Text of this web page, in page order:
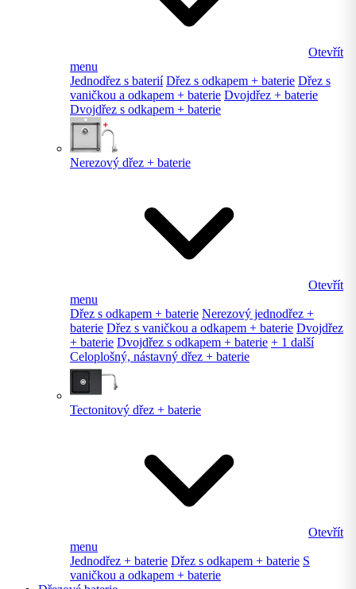
Otevřít
menu
Jednodřez s baterií Dřez s odkapem + baterie Dřez s
vaničkou a odkapem + baterie Dvojdřez + baterie
Dvojdřez s odkapem + baterie
Nerezový dřez + baterie
Otevřít
menu
Dřez s odkapem + baterie Nerezový jednodřez +
baterie Dřez s vaničkou a odkapem + baterie Dvojdřez
+ baterie Dvojdřez s odkapem + baterie + 1 další
Celoplošný, nástavný dřez + baterie
Tectonitový dřez + baterie
Otevřít
menu
Jednodřez + baterie Dřez s odkapem + baterie S
vaničkou a odkapem + baterie